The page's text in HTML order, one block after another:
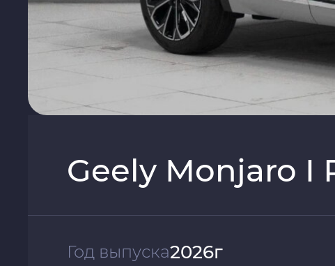
Geely Monjaro I
Год выпуска2026г